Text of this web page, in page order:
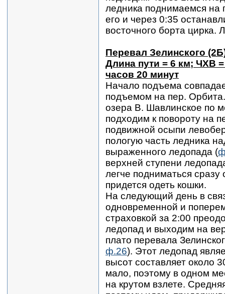
ледника поднимаемся на
его и через 0:35
восточного борта цирка.
Перевал Зелинского
Длина пути = 6 км; ЧХВ
часов 20 минут
Начало подъема
подъемом на пер.
озера В. Шавлинское по
подходим к повороту на
подвижной осыпи
пологую часть ледника
выраженного ледопада (
верхней ступени
легче подниматься сразу
придется одеть кошки.
На следующий день в
одновременной и
страховкой за 2:00
ледопад и выходим на
плато перевала
ф.26). Этот ледопад
высот составляет около
мало, поэтому в одном
на крутом взлете.